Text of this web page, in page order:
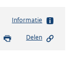
Informatie
Delen